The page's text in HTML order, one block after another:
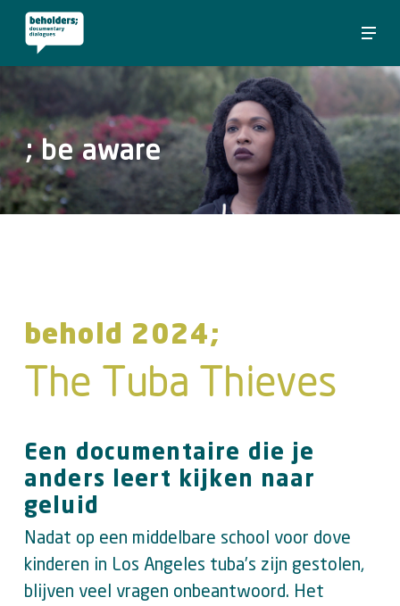
Skip
main
content
Menu
; beaware
behold 2024;
The Tuba Thieves
Een documentaire die je
anders leert kijken naar
geluid
Nadat op een middelbare school voor dove
kinderen in Los Angeles tuba’s zijn gestolen,
blijven veel vragen onbeantwoord. Het
Menu